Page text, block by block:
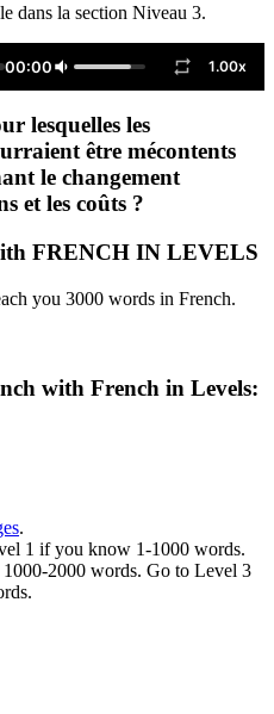
dans la section Niveau 3.
00:00 1.00x
lesquelles les
être mécontents
le changement
et les coûts ?
FRENCH IN LEVELS
you 3000 words in French.
with French in Levels:
.
1 if you know 1-1000 words.
2000 words. Go to Level 3